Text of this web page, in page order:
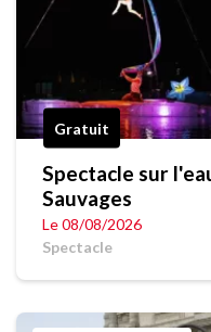
Gratuit
Spectacle sur
Sauvages
Le 08/08/2026
Spectacle